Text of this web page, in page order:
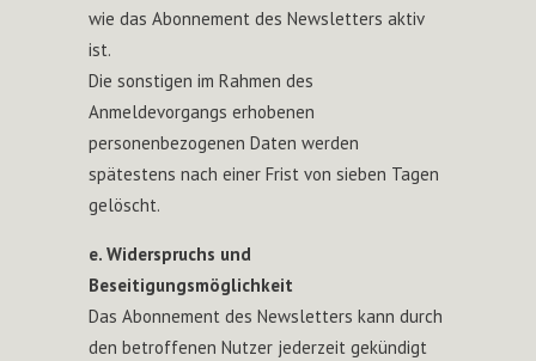
wie das Abonnement des Newsletters aktiv
ist.
Die sonstigen im Rahmen des
Anmeldevorgangs erhobenen
personenbezogenen Daten werden
spätestens nach einer Frist von sieben Tagen
gelöscht.
e. Widerspruchs und
Beseitigungsmöglichkeit
Das Abonnement des Newsletters kann durch
den betroffenen Nutzer jederzeit gekündigt